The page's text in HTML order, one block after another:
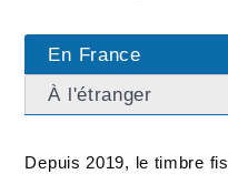
En France
À l'étranger
Depuis 2019, le timbre